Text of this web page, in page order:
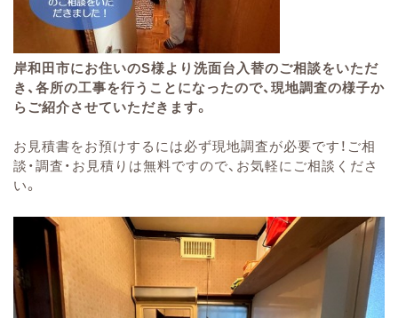
岸和田市にお住いのS様より洗面台入替のご相談をいただ
き、各所の工事を行うことになったので、現地調査の様子か
らご紹介させていただきます。
お見積書をお預けするには必ず現地調査が必要です！ご相
談・調査・お見積りは無料ですので、お気軽にご相談くださ
い。